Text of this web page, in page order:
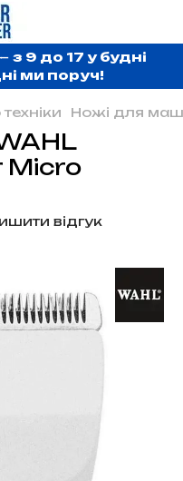
з 9 до 17 у будні
ми поруч!
Ножі для
Micro
відгук